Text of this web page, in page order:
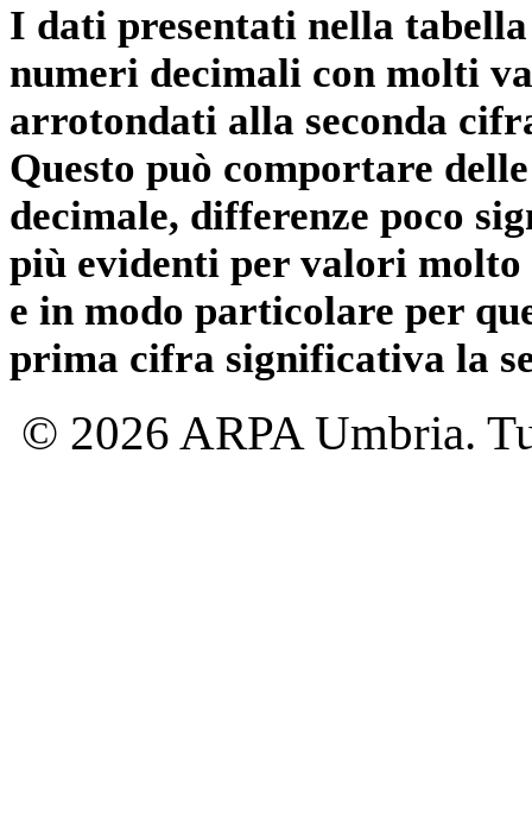
I dati presentati nella
numeri decimali con molti
arrotondati alla seconda
Questo può comportare
decimale, differenze poco
più evidenti per valori
e in modo particolare per
prima cifra significativa la
© 2026 ARPA Umbria.